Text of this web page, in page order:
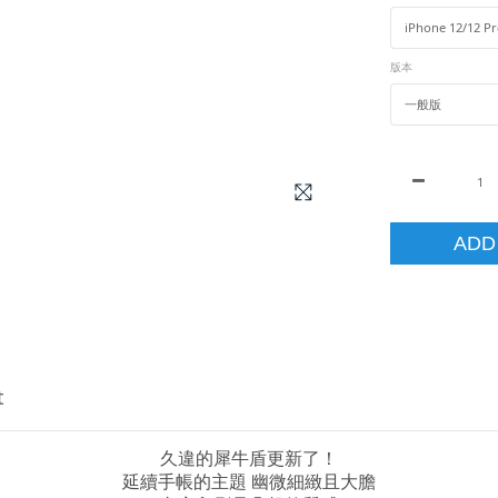
版本
久違的犀牛盾更新了！
延續手帳的主題 幽微細緻且大膽